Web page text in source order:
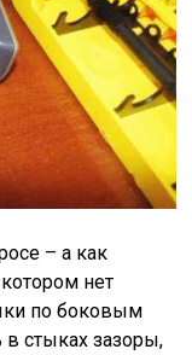
– а как
котором нет
по боковым
в стыках зазоры,